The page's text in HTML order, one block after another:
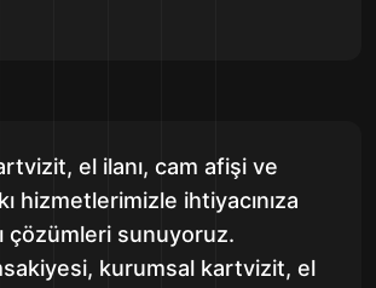
el ilanı, cam afişi ve
hizmetlerimizle ihtiyacınıza
çözümleri sunuyoruz.
kurumsal kartvizit, el